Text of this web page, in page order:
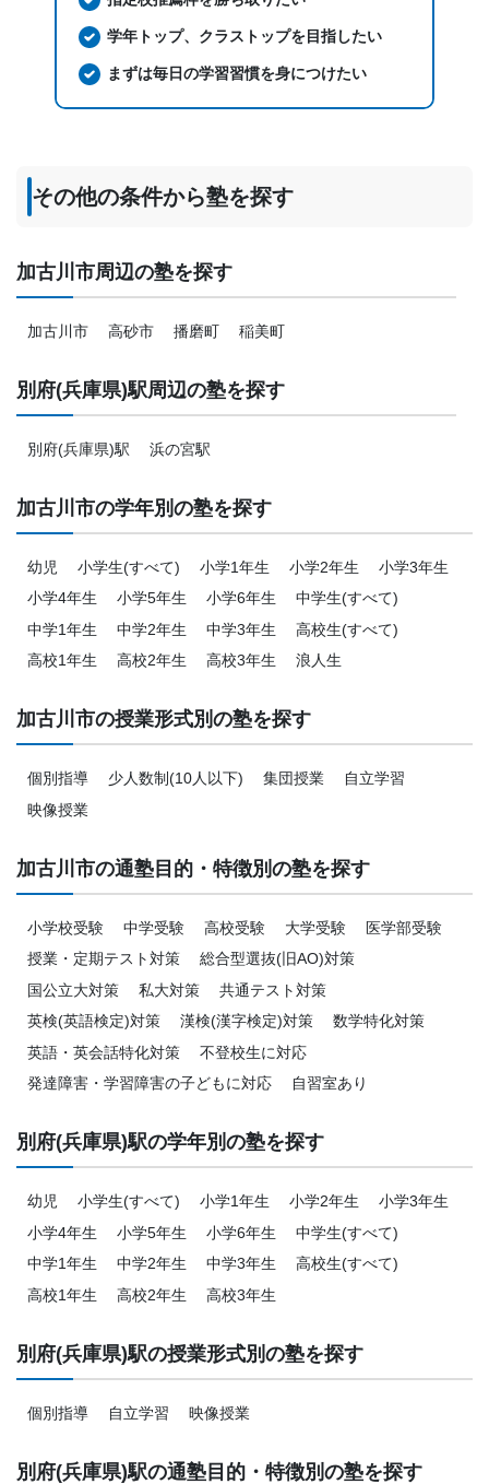
学年トップ、クラストップを目指したい
まずは毎日の学習習慣を身につけたい
その他の条件から塾を探す
加古川市周辺の塾を探す
加古川市 高砂市 播磨町 稲美町
別府(兵庫県)駅周辺の塾を探す
別府(兵庫県)駅 浜の宮駅
加古川市の学年別の塾を探す
幼児 小学生(すべて) 小学1年生 小学2年生
小学3年生
小学4年生
小学5年生 小学6年生
中学生(すべて)
中学1年生
中学2年生 中学3年生
高校生(すべて)
高校1年生
高校2年生 高校3年生 浪人生
加古川市の授業形式別の塾を探す
個別指導 少人数制(10人以下) 集団授業
自立学習
映像授業
加古川市の通塾目的・特徴別の塾を探す
小学校受験 中学受験 高校受験 大学受験
医学部受験
授業・定期テスト対策
総合型選抜(旧AO)対策
国公立大対策
私大対策
共通テスト対策
英検(英語検定)対策
漢検(漢字検定)対策
数学特化対策
英語・英会話特化対策
不登校生に対応
発達障害・学習障害の子どもに対応
自習室あり
別府(兵庫県)駅の学年別の塾を探す
幼児 小学生(すべて) 小学1年生 小学2年生
小学3年生
小学4年生
小学5年生 小学6年生
中学生(すべて)
中学1年生
中学2年生 中学3年生
高校生(すべて)
高校1年生
高校2年生 高校3年生
別府(兵庫県)駅の授業形式別の塾を探す
個別指導 自立学習 映像授業
別府(兵庫県)駅の通塾目的・特徴別の塾を探す